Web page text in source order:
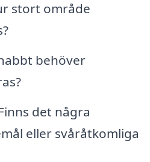
stort område
behöver
det några
eller svåråtkomliga